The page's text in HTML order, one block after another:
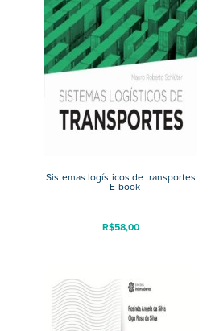
Sistemas logísticos de transportes
– E-book
R$58,00